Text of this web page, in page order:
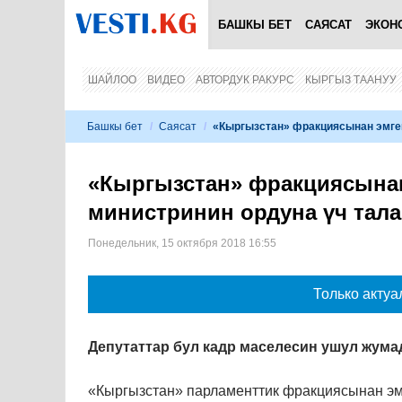
БАШКЫ БЕТ САЯСАТ
ШАЙЛОО ВИДЕО АВТОРДУК РАКУРС КЫРГЫЗ ТААНУУ
Башкы бет / Саясат / «Кыргызстан» фракциясынан
«Кыргызстан»
министринин ордуна үч
Понедельник, 15 октября 2018 16:55
Только
Депутаттар бул кадр маселесин ушул
«Кыргызстан» парламенттик фракциясынан